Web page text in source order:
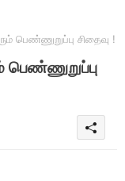
பெண்ணுறுப்பு சிதைவு !